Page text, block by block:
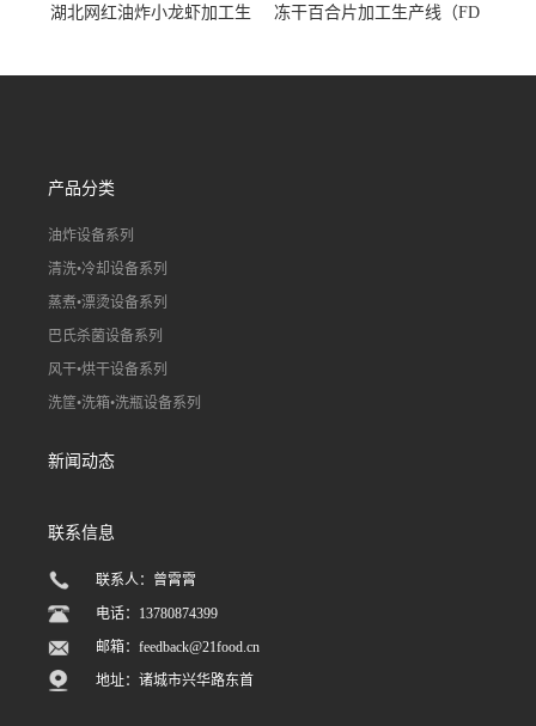
湖北网红油炸小龙虾加工生
线）
冻干百合片加工生产线（FD
线）
产品分类
油炸设备系列
清洗•冷却设备系列
蒸煮•漂烫设备系列
巴氏杀菌设备系列
风干•烘干设备系列
洗筐•洗箱•洗瓶设备系列
新闻动态
联系信息
联系人：曾霄霄
电话：13780874399
邮箱：feedback@21food.cn
地址：诸城市兴华路东首